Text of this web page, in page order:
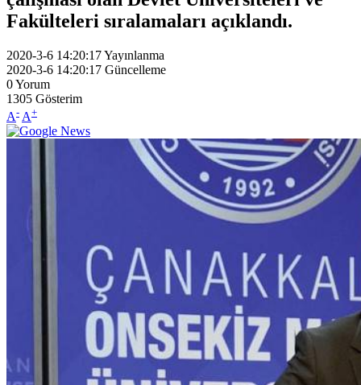
Fakülteleri sıralamaları açıklandı.
2020-3-6 14:20:17Yayınlanma
2020-3-6 14:20:17 Güncelleme
0Yorum
1305 Gösterim
A- A+